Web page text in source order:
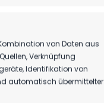
von Daten aus
Verknüpfung
Identifikation von
automatisch übermittelter